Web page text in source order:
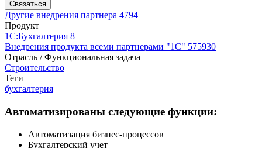
Связаться
Другие внедрения партнера 4794
Продукт
1С:Бухгалтерия 8
Внедрения продукта всеми партнерами "1С" 575930
Отрасль / Функциональная задача
Строительство
Теги
бухгалтерия
Автоматизированы следующие функции:
Автоматизация бизнес-процессов
Бухгалтерский учет